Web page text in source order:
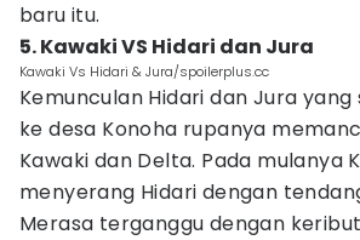
baru itu.
5. Kawaki VS Hidari dan Jura
Kawaki Vs Hidari & Jura/spoilerplus.cc
Kemunculan Hidari dan Jura
ke desa Konoha rupanya
Kawaki dan Delta. Pada mulanya
menyerang Hidari dengan
Merasa terganggu dengan